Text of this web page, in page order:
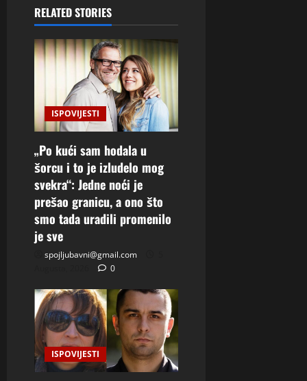
RELATED STORIES
ISPOVIJESTI
„Po kući sam hodala u
šorcu i to je izludelo mog
svekra“: Jedne noći je
prešao granicu, a ono što
smo tada uradili promenilo
je sve
spojljubavni@gmail.com
0
ISPOVIJESTI